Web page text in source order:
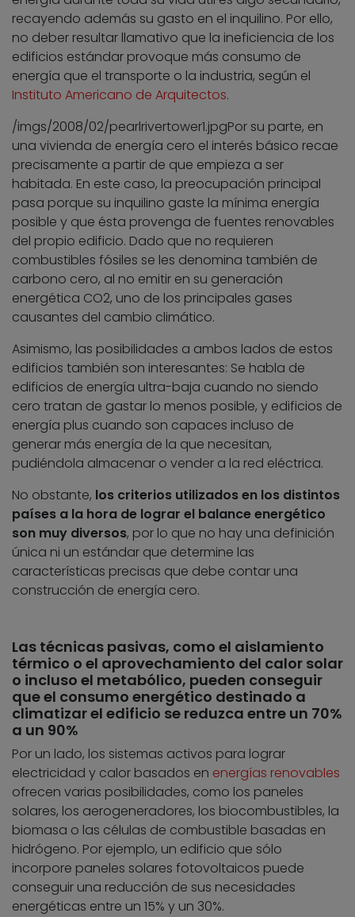
recayendo además su gasto en el inquilino. Por ello,
no deber resultar llamativo que la ineficiencia de los
edificios estándar provoque más consumo de
energía que el transporte o la industria, según el
Instituto Americano de Arquitectos.
/imgs/2008/02/pearlrivertower1.jpgPor su parte, en
una vivienda de energía cero el interés básico recae
precisamente a partir de que empieza a ser
habitada. En este caso, la preocupación principal
pasa porque su inquilino gaste la mínima energía
posible y que ésta provenga de fuentes renovables
del propio edificio. Dado que no requieren
combustibles fósiles se les denomina también de
carbono cero, al no emitir en su generación
energética CO2, uno de los principales gases
causantes del cambio climático.
Asimismo, las posibilidades a ambos lados de estos
edificios también son interesantes: Se habla de
edificios de energía ultra-baja cuando no siendo
cero tratan de gastar lo menos posible, y edificios de
energía plus cuando son capaces incluso de
generar más energía de la que necesitan,
pudiéndola almacenar o vender a la red eléctrica.
No obstante, los criterios utilizados en los distintos
países a la hora de lograr el balance energético
son muy diversos, por lo que no hay una definición
única ni un estándar que determine las
características precisas que debe contar una
construcción de energía cero.
Las técnicas pasivas, como el aislamiento
térmico o el aprovechamiento del calor solar
o incluso el metabólico, pueden conseguir
que el consumo energético destinado a
climatizar el edificio se reduzca entre un 70%
a un 90%
Por un lado, los sistemas activos para lograr
electricidad y calor basados en energías renovables
ofrecen varias posibilidades, como los paneles
solares, los aerogeneradores, los biocombustibles, la
biomasa o las células de combustible basadas en
hidrógeno. Por ejemplo, un edificio que sólo
incorpore paneles solares fotovoltaicos puede
conseguir una reducción de sus necesidades
energéticas entre un 15% y un 30%.